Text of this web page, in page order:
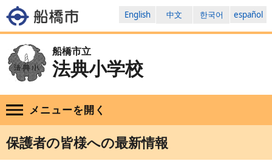
English 中文 한국어 español
船橋市立
法典小学校
メニューを開く
保護者の皆様への最新情報